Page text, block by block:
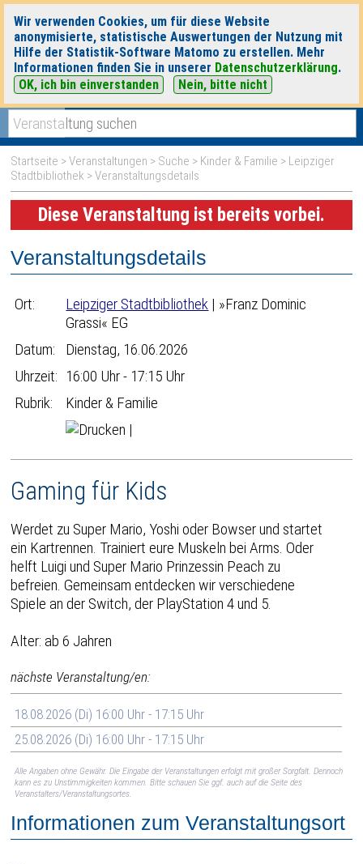
Wir verwenden Cookies, um für diese Website
anonymisierte, statistische Auswertungen der Nutzung mit
Hilfe der Statistik-Software Matomo zu erstellen. Mehr
Informationen finden Sie in unserer Datenschutzerklärung.
OK, ich bin einverstanden
Nein, bitte nicht
heute|morgen|
Startseite >Veranstaltungen > Suche > Kinder & Familie > Leipziger
Stadtbibliothek > Veranstaltungsdetails
Diese Veranstaltung ist bereits vorbei.
Veranstaltungsdetails
Ort: Leipziger Stadtbibliothek | »Franz Dominic
Grassi« EG
Datum:
Dienstag, 16.06.2026
Uhrzeit: 16:00 Uhr - 17:15 Uhr
Rubrik:
Kinder & Familie
|
Gaming für Kids
Werdet zu Super Mario, Yoshi oder Bowser und startet
ein Kartrennen. Trainiert eure Muskeln bei Arms. Oder
helft Luigi und Super Mario Prinzessin Peach zu
befreien. Gemeinsam entdecken wir verschiedene
Spiele an der Switch, der PlayStation 4 und 5.
Alter: ab 6 Jahren
nächste Veranstaltung/en:
18.08.2026 (Di) 16:00 Uhr - 17:15 Uhr
25.08.2026 (Di) 16:00 Uhr - 17:15 Uhr
Alle Angaben ohne Gewähr. Die Eingabe der Veranstaltungen erfolgt mit großer Sorgfalt. Dennoch
kann es zu Unstimmigkeiten kommen. Bitte schauen Sie ggf. auch auf die Seite des
Veranstalters/Veranstaltungsortes.
Informationen zum Veranstaltungsort